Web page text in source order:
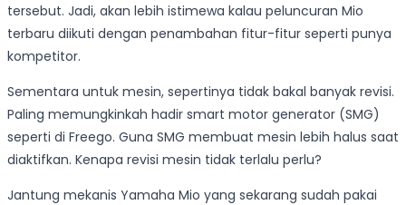
tersebut. Jadi, akan lebih istimewa kalau peluncuran Mio
terbaru diikuti dengan penambahan fitur-fitur seperti punya
kompetitor.
Sementara untuk mesin, sepertinya tidak bakal banyak revisi.
Paling memungkinkah hadir smart motor generator (SMG)
seperti di Freego. Guna SMG membuat mesin lebih halus saat
diaktifkan. Kenapa revisi mesin tidak terlalu perlu?
Jantung mekanis Yamaha Mio yang sekarang sudah pakai